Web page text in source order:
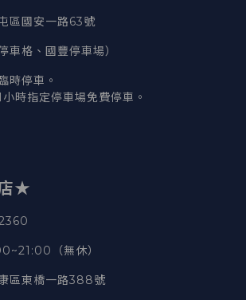
區國安一路63號
車格、國豐停車場）
時停車。
時指定停車場免費停車。
★
（無休）
區東橋一路388號